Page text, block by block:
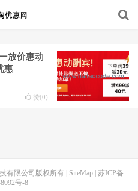
放价惠动
惠
赞(0)
有限公司版权所有 | SiteMap| 苏ICP备
号-8